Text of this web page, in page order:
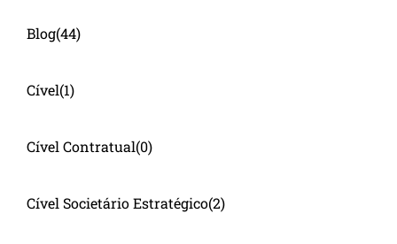
Blog(44)
Cível(1)
Cível Contratual(0)
Cível Societário Estratégico(2)